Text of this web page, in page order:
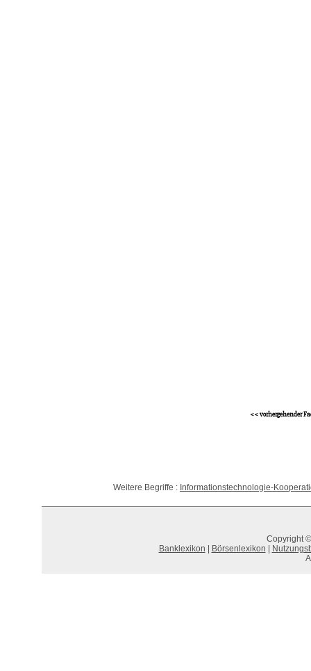
<< vorhergehender
Weitere Begriffe : Informationstechnologie-
Copyright
Banklexikon
Börsenlexikon